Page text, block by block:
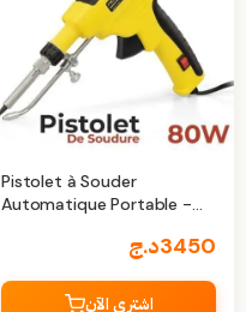
Pistolet à Souder
Automatique Portable -
Utilisation à Une Main3450د.ج
اشتري الآن